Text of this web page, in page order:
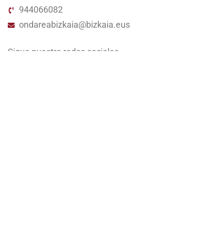
944066082
ondareabizkaia@bizkaia.eus
Sigue nuestra redes sociales